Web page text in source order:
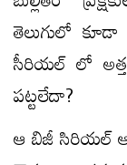
తెలుగులో
సీరియల్ లో అత్త
పట్టలేదా?
ఆ బిజీ సిరియల్